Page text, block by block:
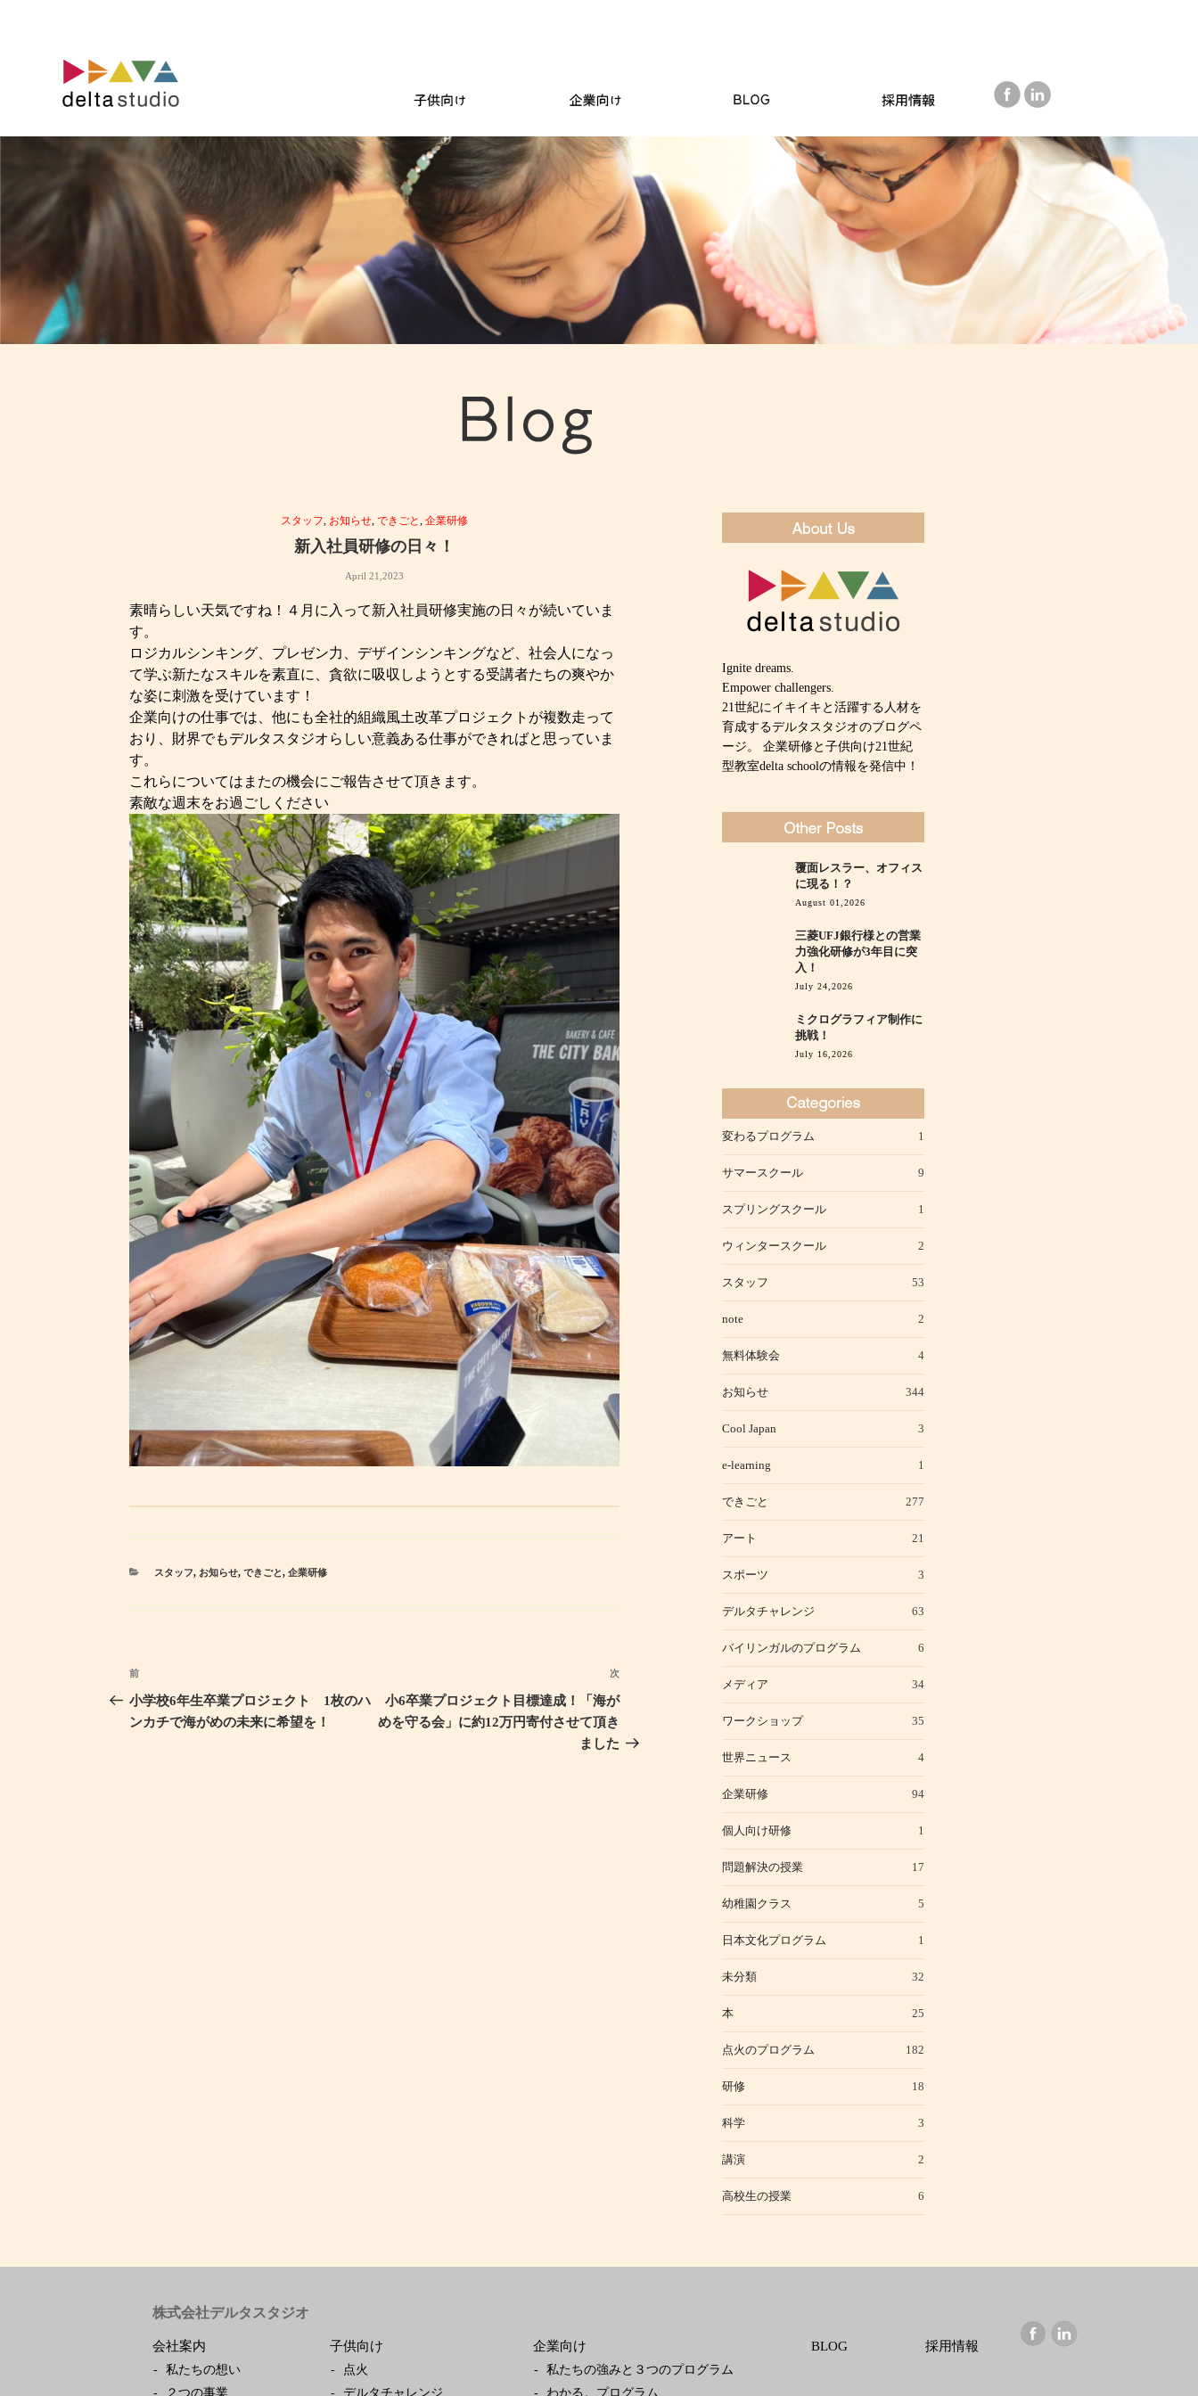
ン
スタッフ, お知らせ,できごと,企業研修
新入社員研修の日々！
April 21,2023
素晴らしい天気ですね！４月に入って新入社員研修実施の日々が続いていま
す。
ロジカルシンキング、プレゼン力、デザインシンキングなど、社会人になっ
て学ぶ新たなスキルを素直に、貪欲に吸収しようとする受講者たちの爽やか
な姿に刺激を受けています！
企業向けの仕事では、他にも全社的組織風土改革プロジェクトが複数走って
おり、財界でもデルタスタジオらしい意義ある仕事ができればと思っていま
す。
これらについてはまたの機会にご報告させて頂きます。
素敵な週末をお過ごしください
カ
スタッフ, お知らせ, できごと, 企業研修
投
稿
ナ
過
去
の
前
小学校6年生卒業プロジェクト 1枚のハ
ンカチで海がめの未来に希望を！
次
の
稿
次
小6卒業プロジェクト目標達成！「海が
めを守る会」に約12万円寄付させて頂き
ました
Ignite dreams.
Empower challengers.
21世紀にイキイキと活躍する人材を
育成するデルタスタジオのブログペ
ージ。 企業研修と子供向け21世紀
型教室delta schoolの情報を発信中！
覆面レスラー、オフィス
に現る！？
August 01,2026
三菱UFJ銀行様との営業
力強化研修が3年目に突
入！
July 24,2026
ミクログラフィア制作に
挑戦！
July 16,2026
変わるプログラム 1
サマースクール 9
スプリングスクール 1
ウィンタースクール 2
スタッフ 53
note 2
無料体験会 4
お知らせ 344
Cool Japan 3
e-learning 1
できごと 277
アート 21
スポーツ 3
デルタチャレンジ 63
バイリンガルのプログラム 6
メディア 34
ワークショップ 35
世界ニュース 4
企業研修 94
個人向け研修 1
問題解決の授業 17
幼稚園クラス 5
日本文化プログラム 1
未分類 32
本 25
点火のプログラム 182
研修 18
科学 3
講演 2
高校生の授業 6
株式会社デルタスタジオ
会社案内
私たちの想い
２つの事業
子供向け
点火
デルタチャレンジ
企業向け
私たちの強みと３つのプログラム
わかる。プログラム
BLOG 採用情報